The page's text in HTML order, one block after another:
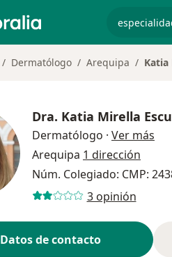
Dermatólogo Arequipa Katia
Dra. Katia Mirella
Dermatólogo · Ver más
Arequipa 1 dirección
Núm. Colegiado: CMP:
3 opinión
Datos de contacto